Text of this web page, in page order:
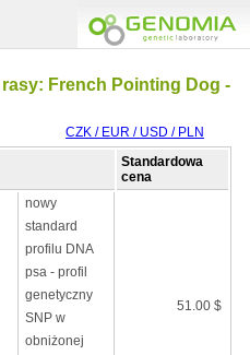
French Pointing Dog -
CZK / EUR / USD / PLN
Standardowa
cena
nowy
standard
profilu DNA
psa - profil
genetyczny
SNP w
obniżonej
51.00 $